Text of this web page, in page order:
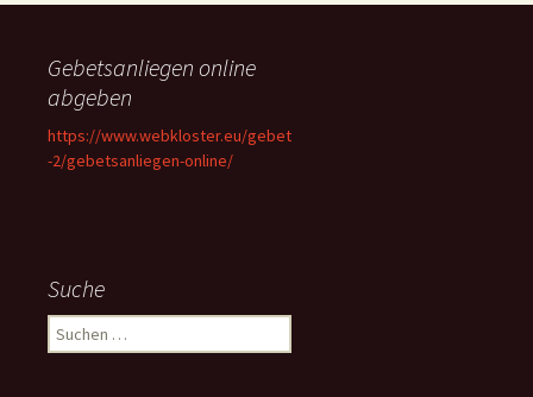
Gebetsanliegen online
abgeben
https://www.webkloster.eu/gebet
-2/gebetsanliegen-online/
Suche
Suchen
nach: